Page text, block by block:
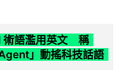
術語濫用英文 稱
」動搖科技話語